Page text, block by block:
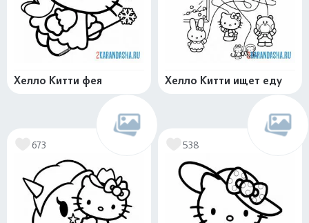
Хелло Китти фея Хелло Китти ищет еду
673 538